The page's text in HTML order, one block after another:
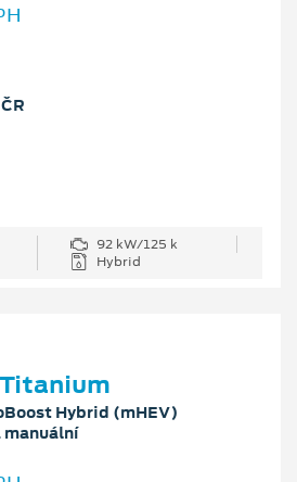
92 kW/125 k
Hybrid
Hybrid (mHEV)
manuální